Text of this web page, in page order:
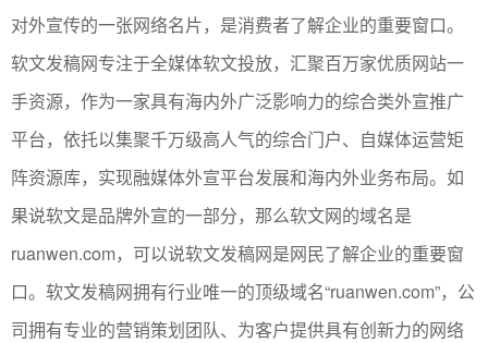
对外宣传的一张网络名片，是消费者了解企业的重要窗口。
软文发稿网专注于全媒体软文投放，汇聚百万家优质网站一
手资源，作为一家具有海内外广泛影响力的综合类外宣推广
平台，依托以集聚千万级高人气的综合门户、自媒体运营矩
阵资源库，实现融媒体外宣平台发展和海内外业务布局。如
果说软文是品牌外宣的一部分，那么软文网的域名是
ruanwen.com，可以说软文发稿网是网民了解企业的重要窗
口。软文发稿网拥有行业唯一的顶级域名“ruanwen.com”，公
司拥有专业的营销策划团队、为客户提供具有创新力的网络